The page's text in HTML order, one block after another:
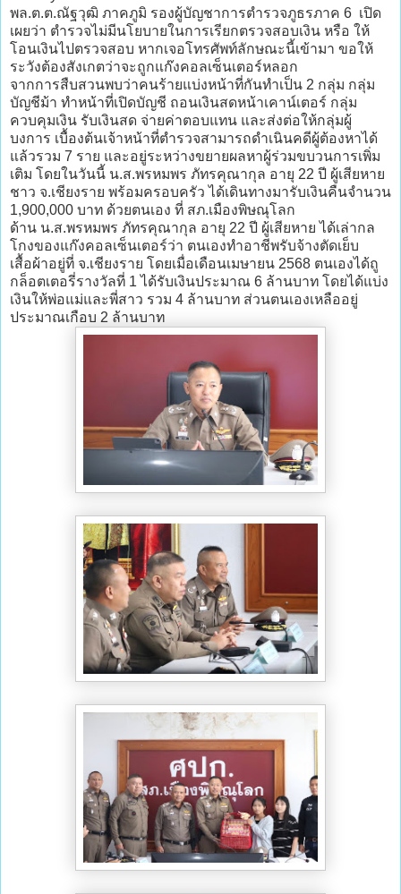
พล.ต.ต.ณัฐวุฒิ ภาคภูมิ รองผู้บัญชาการตำรวจภูธรภาค 6 เปิด
เผยว่า ตำรวจไม่มีนโยบายในการเรียกตรวจสอบเงิน หรือ ให้
โอนเงินไปตรวจสอบ หากเจอโทรศัพท์ลักษณะนี้เข้ามา ขอให้
ระวังต้องสังเกตว่าจะถูกแก๊งคอลเซ็นเตอร์หลอก
จากการสืบสวนพบว่าคนร้ายแบ่งหน้าที่กันทำเป็น 2 กลุ่ม กลุ่ม
บัญชีม้า ทำหน้าที่เปิดบัญชี ถอนเงินสดหน้าเคาน์เตอร์ กลุ่ม
ควบคุมเงิน รับเงินสด จ่ายค่าตอบแทน และส่งต่อให้กลุ่มผู้
บงการ เบื้องต้นเจ้าหน้าที่ตำรวจสามารถดำเนินคดีผู้ต้องหาได้
แล้วรวม 7 ราย และอยู่ระหว่างขยายผลหาผู้ร่วมขบวนการเพิ่ม
เติม โดยในวันนี้ น.ส.พรหมพร ภัทรคุณากุล อายุ 22 ปี ผู้เสียหาย
ชาว จ.เชียงราย พร้อมครอบครัว ได้เดินทางมารับเงินคืนจำนวน
1,900,000 บาท ด้วยตนเอง ที่ สภ.เมืองพิษณุโลก
ด้าน น.ส.พรหมพร ภัทรคุณากุล อายุ 22 ปี ผู้เสียหาย ได้เล่ากล
โกงของแก๊งคอลเซ็นเตอร์ว่า ตนเองทำอาชีพรับจ้างตัดเย็บ
เสื้อผ้าอยู่ที่ จ.เชียงราย โดยเมื่อเดือนเมษายน 2568 ตนเองได้ถู
กล็อตเตอรี่รางวัลที่ 1 ได้รับเงินประมาณ 6 ล้านบาท โดยได้แบ่ง
เงินให้พ่อแม่และพี่สาว รวม 4 ล้านบาท ส่วนตนเองเหลืออยู่
ประมาณเกือบ 2 ล้านบาท